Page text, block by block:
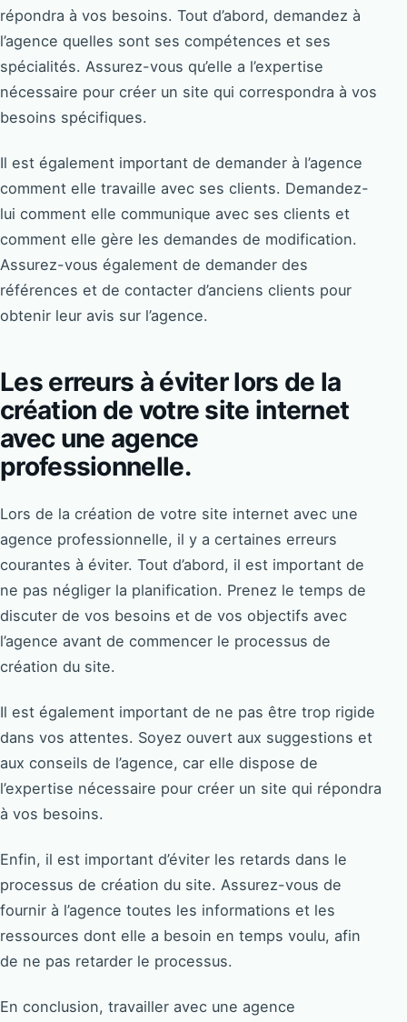
répondra à vos besoins. Tout d’abord, demandez à
l’agence quelles sont ses compétences et ses
spécialités. Assurez-vous qu’elle a l’expertise
nécessaire pour créer un site qui correspondra à vos
besoins spécifiques.
Il est également important de demander à l’agence
comment elle travaille avec ses clients. Demandez-
lui comment elle communique avec ses clients et
comment elle gère les demandes de modification.
Assurez-vous également de demander des
références et de contacter d’anciens clients pour
obtenir leur avis sur l’agence.
Les erreurs à éviter lors de la
création de votre site internet
avec une agence
professionnelle.
Lors de la création de votre site internet avec une
agence professionnelle, il y a certaines erreurs
courantes à éviter. Tout d’abord, il est important de
ne pas négliger la planification. Prenez le temps de
discuter de vos besoins et de vos objectifs avec
l’agence avant de commencer le processus de
création du site.
Il est également important de ne pas être trop rigide
dans vos attentes. Soyez ouvert aux suggestions et
aux conseils de l’agence, car elle dispose de
l’expertise nécessaire pour créer un site qui répondra
à vos besoins.
Enfin, il est important d’éviter les retards dans le
processus de création du site. Assurez-vous de
fournir à l’agence toutes les informations et les
ressources dont elle a besoin en temps voulu, afin
de ne pas retarder le processus.
En conclusion, travailler avec une agence